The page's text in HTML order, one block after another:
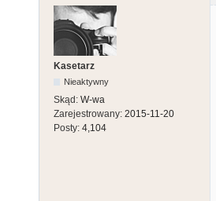
Kasetarz
Nieaktywny
Skąd: W-wa
Zarejestrowany: 2015-11-20
Posty: 4,104